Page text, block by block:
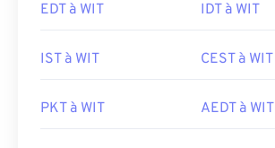
EDT à WIT IDT à WIT
IST à WIT CEST à WIT
PKT à WIT AEDT à WIT